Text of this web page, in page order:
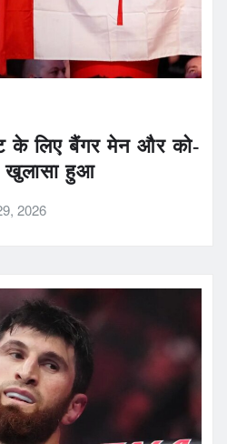
के लिए बैंगर मेन और को-
खुलासा हुआ
2026